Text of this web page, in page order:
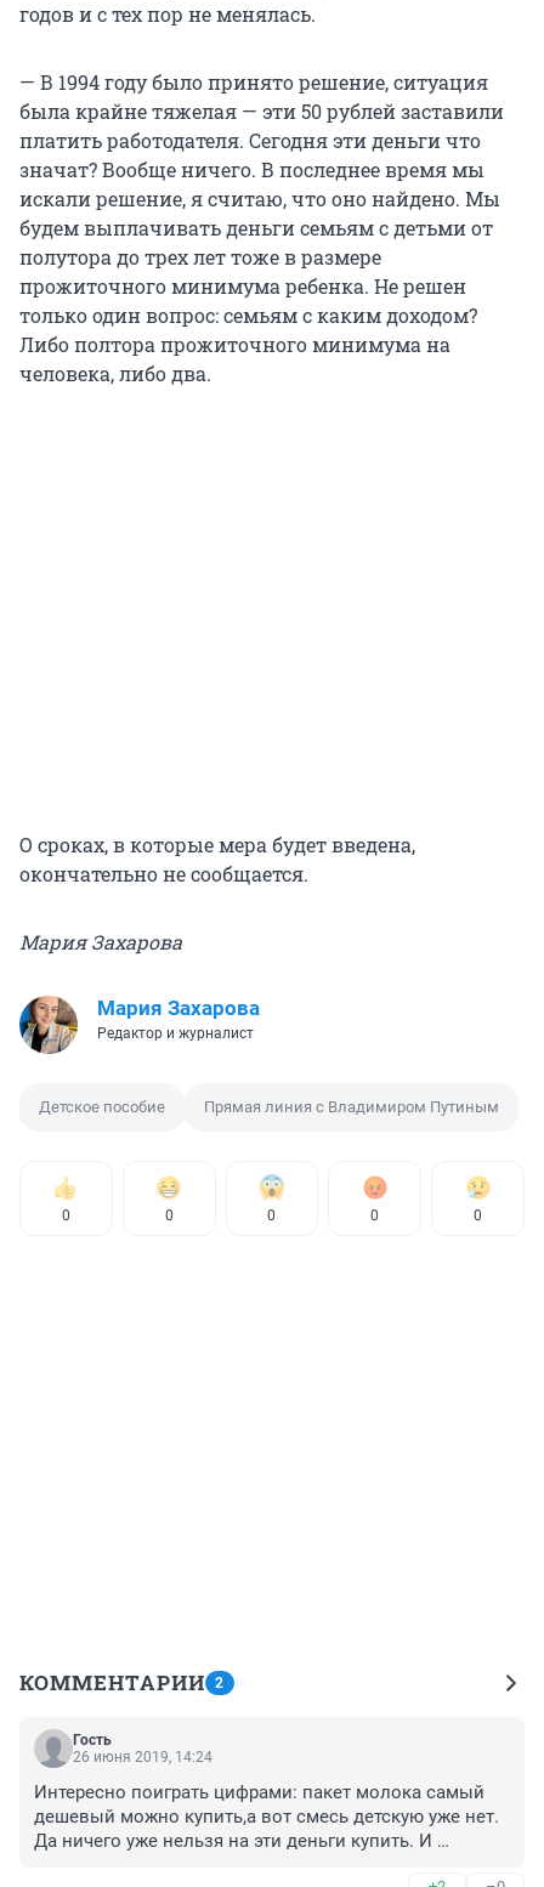
годов и с тех пор не менялась.
— В 1994 году было принято решение, ситуация
была крайне тяжелая — эти 50 рублей заставили
платить работодателя. Сегодня эти деньги что
значат? Вообще ничего. В последнее время мы
искали решение, я считаю, что оно найдено. Мы
будем выплачивать деньги семьям с детьми от
полутора до трех лет тоже в размере
прожиточного минимума ребенка. Не решен
только один вопрос: семьям с каким доходом?
Либо полтора прожиточного минимума на
человека, либо два.
О сроках, в которые мера будет введена,
окончательно не сообщается.
Мария Захарова
Мария Захарова
Редактор и журналист
Детское пособие Прямая линия с Владимиром Путиным
0 0 0 0 0
КОММЕНТАРИИ 2
Гость
26 июня 2019, 14:24
Интересно поиграть цифрами: пакет молока самый
дешевый можно купить,а вот смесь детскую уже нет.
Да ничего уже нельзя на эти деньги купить. И